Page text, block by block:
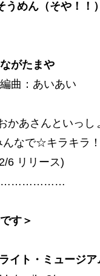
めん（そや！！）
がたまや
曲：あいあい
かあさんといっし
んなで☆キラキラ
6 リリース)
す＞
イト・ミュージア